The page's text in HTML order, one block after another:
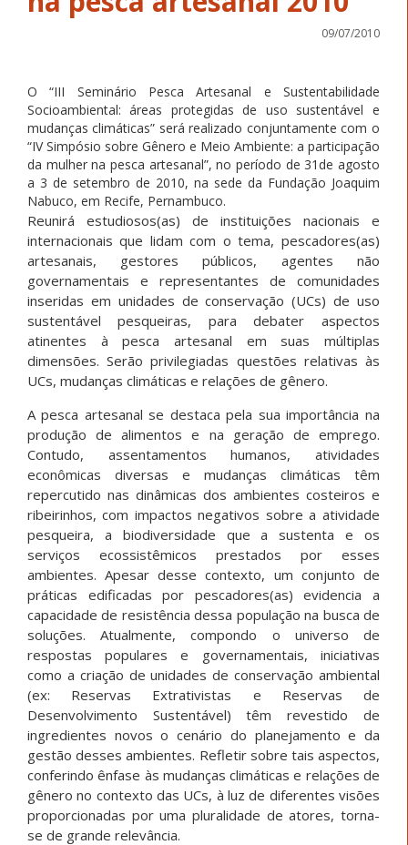
09/07/2010
O “III Seminário Pesca Artesanal e Sustentabilidade
Socioambiental: áreas protegidas de uso sustentável e
mudanças climáticas” será realizado conjuntamente com o
“IV Simpósio sobre Gênero e Meio Ambiente: a participação
da mulher na pesca artesanal”, no período de 31de agosto
a 3 de setembro de 2010, na sede da Fundação Joaquim
Nabuco, em Recife, Pernambuco.
Reunirá estudiosos(as) de instituições nacionais e
internacionais que lidam com o tema, pescadores(as)
artesanais, gestores públicos, agentes não
governamentais e representantes de comunidades
inseridas em unidades de conservação (UCs) de uso
sustentável pesqueiras, para debater aspectos
atinentes à pesca artesanal em suas múltiplas
dimensões. Serão privilegiadas questões relativas às
UCs, mudanças climáticas e relações de gênero.
A pesca artesanal se destaca pela sua importância na
produção de alimentos e na geração de emprego.
Contudo, assentamentos humanos, atividades
econômicas diversas e mudanças climáticas têm
repercutido nas dinâmicas dos ambientes costeiros e
ribeirinhos, com impactos negativos sobre a atividade
pesqueira, a biodiversidade que a sustenta e os
serviços ecossistêmicos prestados por esses
ambientes. Apesar desse contexto, um conjunto de
práticas edificadas por pescadores(as) evidencia a
capacidade de resistência dessa população na busca de
soluções. Atualmente, compondo o universo de
respostas populares e governamentais, iniciativas
como a criação de unidades de conservação ambiental
(ex: Reservas Extrativistas e Reservas de
Desenvolvimento Sustentável) têm revestido de
ingredientes novos o cenário do planejamento e da
gestão desses ambientes. Refletir sobre tais aspectos,
conferindo ênfase às mudanças climáticas e relações de
gênero no contexto das UCs, à luz de diferentes visões
proporcionadas por uma pluralidade de atores, torna-
se de grande relevância.